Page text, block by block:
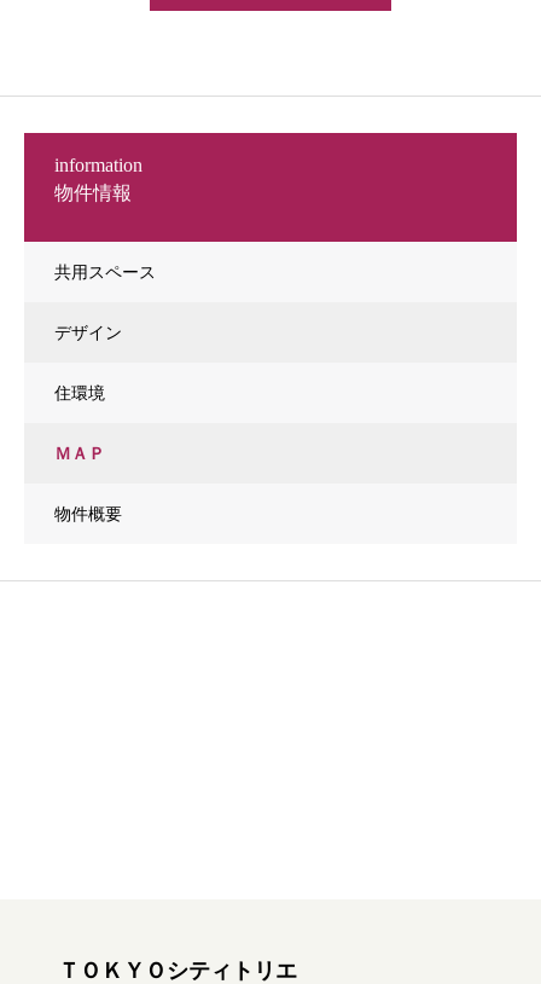
物件情報
information
共用スペース
デザイン
住環境
ＭＡＰ
物件概要
ＴＯＫＹＯシティトリエ